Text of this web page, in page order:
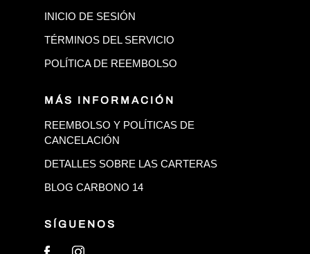
INICIO DE SESIÓN
TÉRMINOS DEL SERVICIO
POLÍTICA DE REEMBOLSO
MÁS INFORMACIÓN
REEMBOLSO Y POLÍTICAS DE
CANCELACIÓN
DETALLES SOBRE LAS CARTERAS
BLOG CARBONO 14
SÍGUENOS